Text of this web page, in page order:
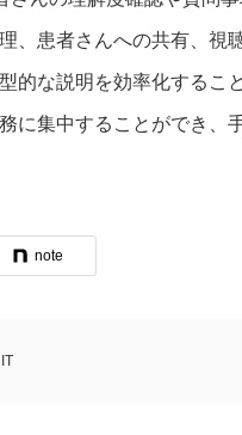
、患者さんへの共有、
的な説明を効率化するこ
に集中することができ、
note
IT